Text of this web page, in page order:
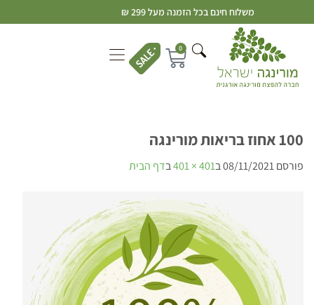
משלוח חינם בכל הזמנה מעל 299 ₪
0
100 אחוז בריאות מורינגה
פורסם08/11/2021ב401 × 401 בדף הבית